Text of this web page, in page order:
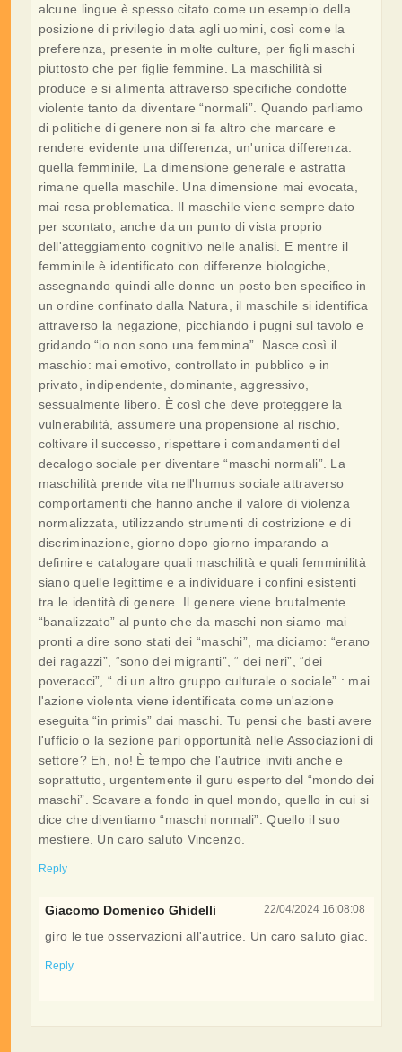
alcune lingue è spesso citato come un esempio della
posizione di privilegio data agli uomini, così come la
preferenza, presente in molte culture, per figli maschi
piuttosto che per figlie femmine. La maschilità si
produce e si alimenta attraverso specifiche condotte
violente tanto da diventare “normali”. Quando parliamo
di politiche di genere non si fa altro che marcare e
rendere evidente una differenza, un'unica differenza:
quella femminile, La dimensione generale e astratta
rimane quella maschile. Una dimensione mai evocata,
mai resa problematica. Il maschile viene sempre dato
per scontato, anche da un punto di vista proprio
dell'atteggiamento cognitivo nelle analisi. E mentre il
femminile è identificato con differenze biologiche,
assegnando quindi alle donne un posto ben specifico in
un ordine confinato dalla Natura, il maschile si identifica
attraverso la negazione, picchiando i pugni sul tavolo e
gridando “io non sono una femmina”. Nasce così il
maschio: mai emotivo, controllato in pubblico e in
privato, indipendente, dominante, aggressivo,
sessualmente libero. È così che deve proteggere la
vulnerabilità, assumere una propensione al rischio,
coltivare il successo, rispettare i comandamenti del
decalogo sociale per diventare “maschi normali”. La
maschilità prende vita nell'humus sociale attraverso
comportamenti che hanno anche il valore di violenza
normalizzata, utilizzando strumenti di costrizione e di
discriminazione, giorno dopo giorno imparando a
definire e catalogare quali maschilità e quali femminilità
siano quelle legittime e a individuare i confini esistenti
tra le identità di genere. Il genere viene brutalmente
“banalizzato” al punto che da maschi non siamo mai
pronti a dire sono stati dei “maschi”, ma diciamo: “erano
dei ragazzi”, “sono dei migranti”, “ dei neri”, “dei
poveracci”, “ di un altro gruppo culturale o sociale” : mai
l'azione violenta viene identificata come un'azione
eseguita “in primis” dai maschi. Tu pensi che basti avere
l'ufficio o la sezione pari opportunità nelle Associazioni di
settore? Eh, no! È tempo che l'autrice inviti anche e
soprattutto, urgentemente il guru esperto del “mondo dei
maschi”. Scavare a fondo in quel mondo, quello in cui si
dice che diventiamo “maschi normali”. Quello il suo
mestiere. Un caro saluto Vincenzo.
Reply
22/04/2024 16:08:08
Giacomo Domenico Ghidelli
giro le tue osservazioni all'autrice. Un caro saluto giac.
Reply